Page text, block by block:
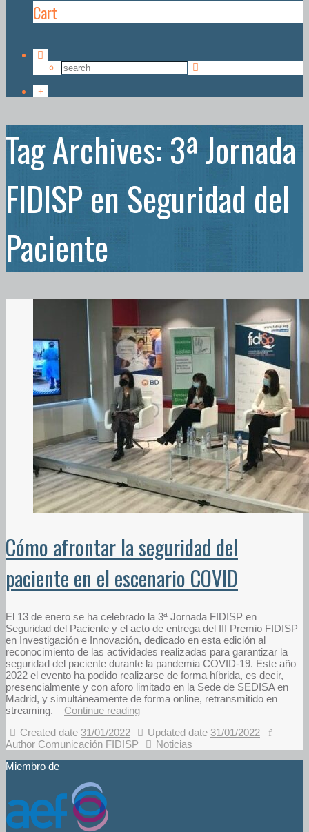
Cart
Tag Archives: 3ª Jornada
FIDISP en Seguridad del
Paciente
Cómo afrontar la seguridad del
paciente en el escenario COVID
El 13 de enero se ha celebrado la 3ª Jornada FIDISP en
Seguridad del Paciente y el acto de entrega del III Premio FIDISP
en Investigación e Innovación, dedicado en esta edición al
reconocimiento de las actividades realizadas para garantizar la
seguridad del paciente durante la pandemia COVID-19. Este año
2022 el evento ha podido realizarse de forma híbrida, es decir,
presencialmente y con aforo limitado en la Sede de SEDISA en
Madrid, y simultáneamente de forma online, retransmitido en
streaming.
Continue reading
Created date 31/01/2022 Updated date 31/01/2022
Author Comunicación FIDISP
Noticias
Miembro de